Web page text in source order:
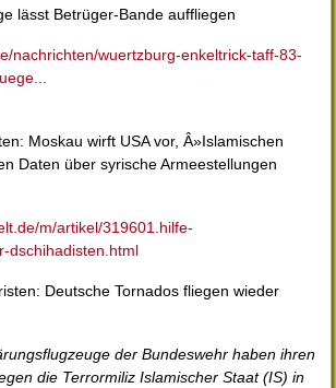
lässt Betrüger-Bande auffliegen
nachrichten/wuertzburg-enkeltrick-taff-83-
Moskau wirft USA vor, Â»Islamischen
Daten über syrische Armeestellungen
m/artikel/319601.hilfe-
dschihadisten.html
Deutsche Tornados fliegen wieder
der Bundeswehr haben ihren
die Terrormiliz Islamischer Staat (IS) in